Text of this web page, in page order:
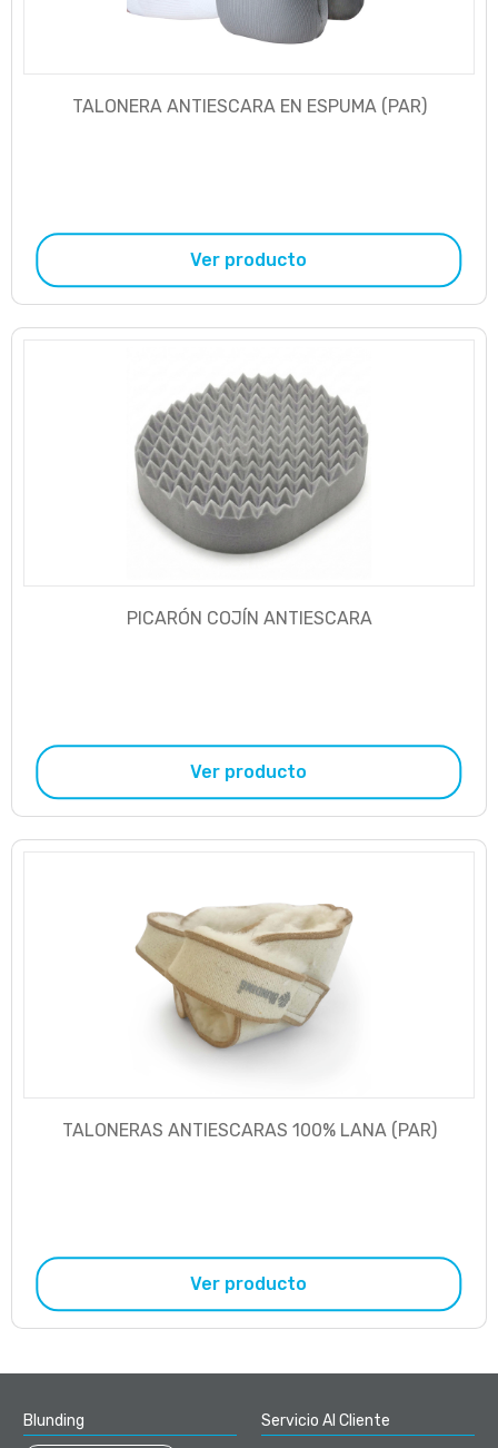
TALONERA ANTIESCARA EN ESPUMA (PAR)
Ver producto
PICARÓN COJÍN ANTIESCARA
Ver producto
TALONERAS ANTIESCARAS 100% LANA (PAR)
Ver producto
Blunding Servicio Al Cliente